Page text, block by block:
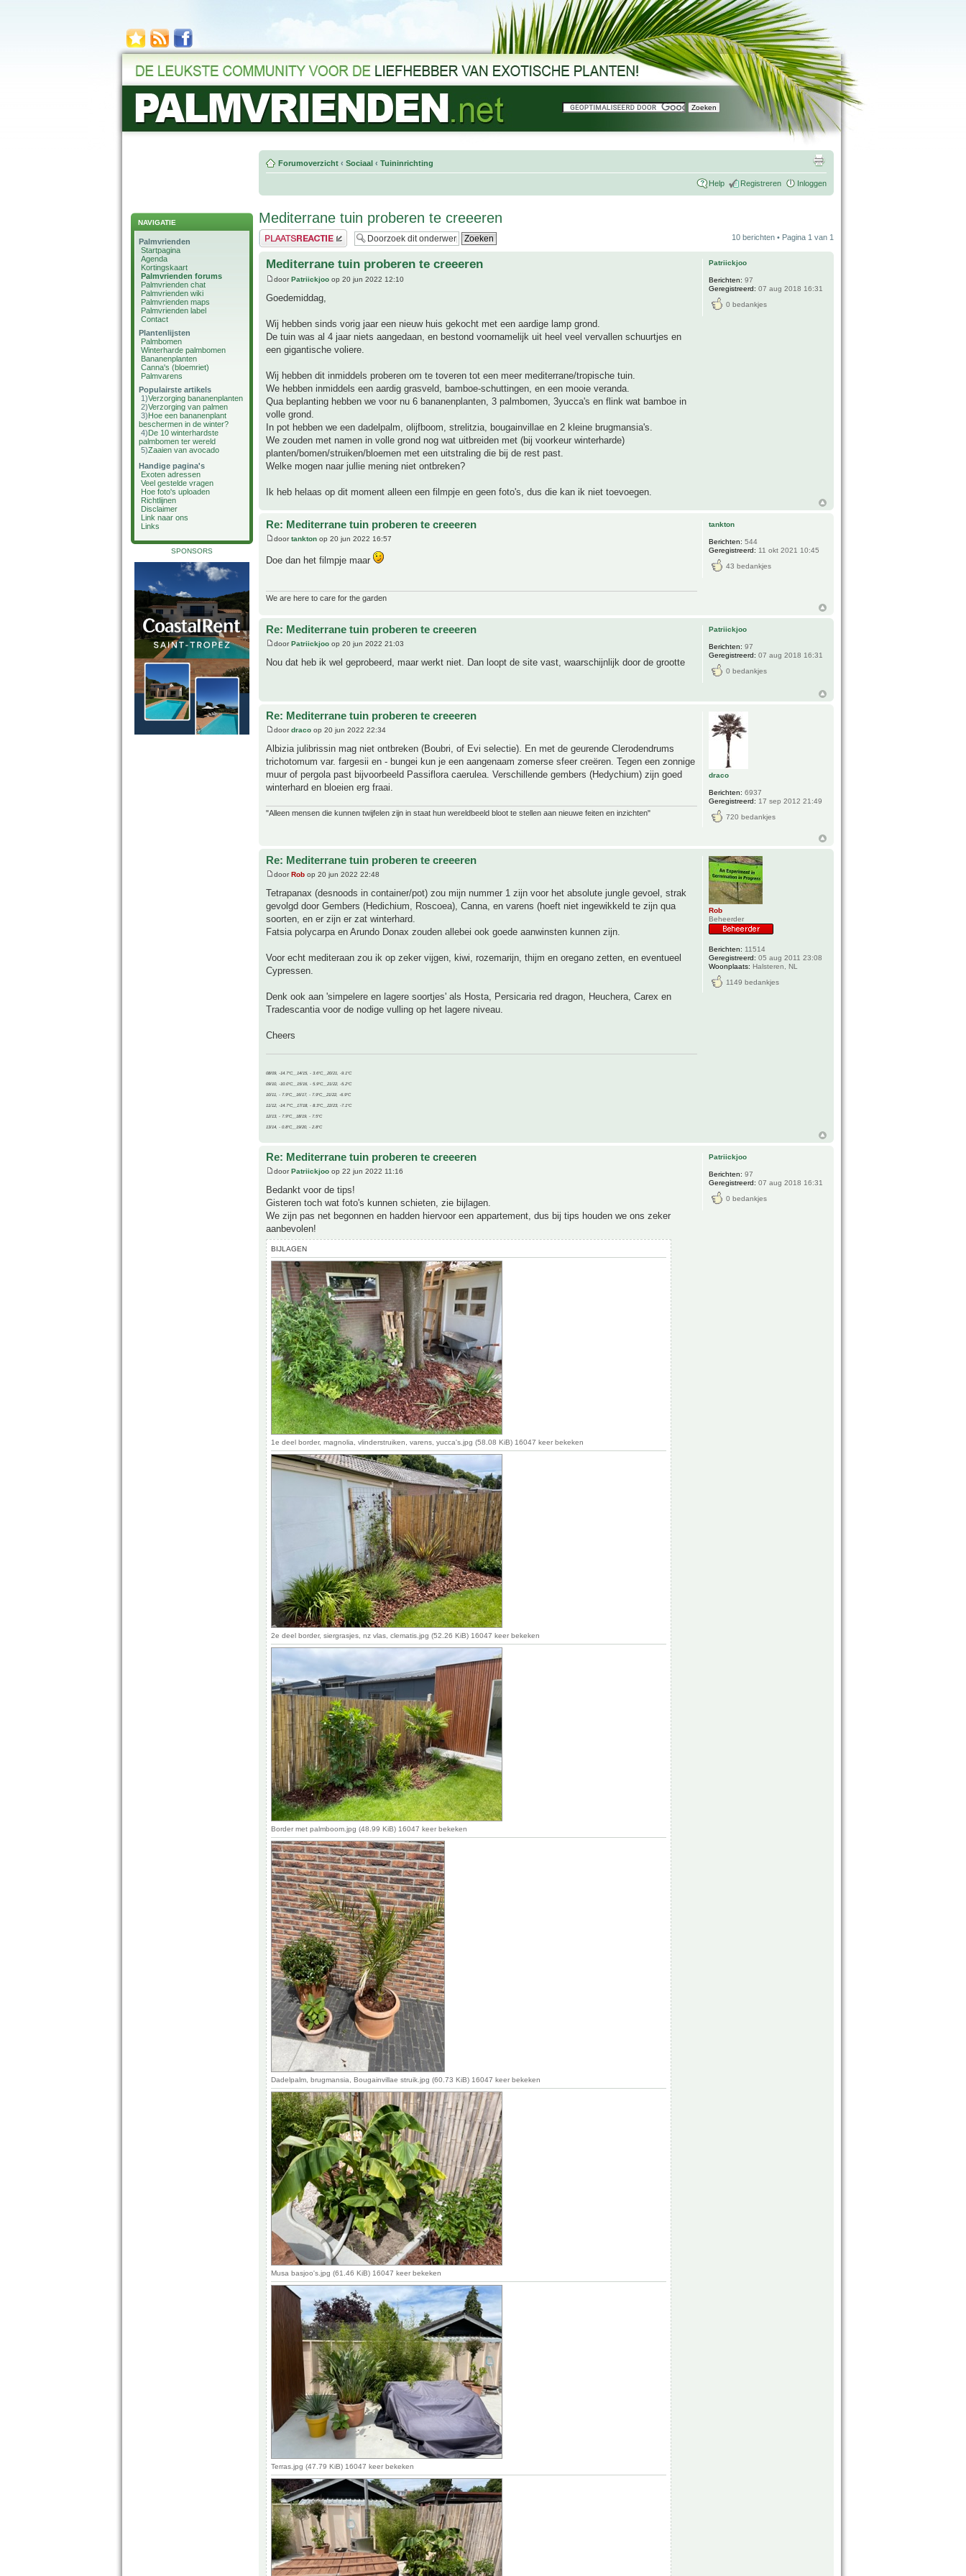
NAVIGATIE
Palmvrienden
Startpagina
Agenda
Kortingskaart
Palmvrienden forums
Palmvrienden chat
Palmvrienden wiki
Palmvrienden maps
Palmvrienden label
Contact
Plantenlijsten
Palmbomen
Winterharde palmbomen
Bananenplanten
Canna's (bloemriet)
Palmvarens
Populairste artikels
1)Verzorging bananenplanten
2)Verzorging van palmen
3)Hoe een bananenplant
beschermen in de winter?
4)De 10 winterhardste
palmbomen ter wereld
5)Zaaien van avocado
Handige pagina's
Exoten adressen
Veel gestelde vragen
Hoe foto's uploaden
Richtlijnen
Disclaimer
Link naar ons
Links
SPONSORS
Forumoverzicht ‹ Sociaal ‹ Tuininrichting
Help Registreren Inloggen
Mediterrane tuin proberen te creeeren
Plaats een reactie 10 berichten • Pagina 1 van 1
Mediterrane tuin proberen te creeeren
doorPatriickjoo op 20 jun 2022 12:10
Goedemiddag,
Wij hebben sinds vorig jaar een nieuw huis gekocht met een aardige lamp grond.
De tuin was al 4 jaar niets aangedaan, en bestond voornamelijk uit heel veel vervallen schuurtjes en
een gigantische voliere.
Wij hebben dit inmiddels proberen om te toveren tot een meer mediterrane/tropische tuin.
We hebben inmiddels een aardig grasveld, bamboe-schuttingen, en een mooie veranda.
Qua beplanting hebben we voor nu 6 bananenplanten, 3 palmbomen, 3yucca's en flink wat bamboe in
volle grond.
In pot hebben we een dadelpalm, olijfboom, strelitzia, bougainvillae en 2 kleine brugmansia's.
We zouden met namen in volle grond nog wat uitbreiden met (bij voorkeur winterharde)
planten/bomen/struiken/bloemen met een uitstraling die bij de rest past.
Welke mogen naar jullie mening niet ontbreken?
Ik heb helaas op dit moment alleen een filmpje en geen foto's, dus die kan ik niet toevoegen.
Patriickjoo
Berichten: 97
Geregistreerd: 07 aug 2018 16:31
0 bedankjes
Re: Mediterrane tuin proberen te creeeren
doortankton op 20 jun 2022 16:57
Doe dan het filmpje maar
We are here to care for the garden
tankton
Berichten: 544
Geregistreerd: 11 okt 2021 10:45
43 bedankjes
Re: Mediterrane tuin proberen te creeeren
doorPatriickjoo op 20 jun 2022 21:03
Nou dat heb ik wel geprobeerd, maar werkt niet. Dan loopt de site vast, waarschijnlijk door de grootte
Patriickjoo
Berichten: 97
Geregistreerd: 07 aug 2018 16:31
0 bedankjes
Re: Mediterrane tuin proberen te creeeren
doordraco op 20 jun 2022 22:34
Albizia julibrissin mag niet ontbreken (Boubri, of Evi selectie). En met de geurende Clerodendrums
trichotomum var. fargesii en - bungei kun je een aangenaam zomerse sfeer creëren. Tegen een zonnige
muur of pergola past bijvoorbeeld Passiflora caerulea. Verschillende gembers (Hedychium) zijn goed
winterhard en bloeien erg fraai.
"Alleen mensen die kunnen twijfelen zijn in staat hun wereldbeeld bloot te stellen aan nieuwe feiten en inzichten"
draco
Berichten: 6937
Geregistreerd: 17 sep 2012 21:49
720 bedankjes
Re: Mediterrane tuin proberen te creeeren
doorRob op 20 jun 2022 22:48
Tetrapanax (desnoods in container/pot) zou mijn nummer 1 zijn voor het absolute jungle gevoel, strak
gevolgd door Gembers (Hedichium, Roscoea), Canna, en varens (hoeft niet ingewikkeld te zijn qua
soorten, en er zijn er zat winterhard.
Fatsia polycarpa en Arundo Donax zouden allebei ook goede aanwinsten kunnen zijn.
Voor echt mediteraan zou ik op zeker vijgen, kiwi, rozemarijn, thijm en oregano zetten, en eventueel
Cypressen.
Denk ook aan 'simpelere en lagere soortjes' als Hosta, Persicaria red dragon, Heuchera, Carex en
Tradescantia voor de nodige vulling op het lagere niveau.
Cheers
08/09, -14.7°C__14/15, - 3.6°C__20/21, -9.1°C
09/10, -10.0°C__15/16, - 5.9°C__21/22, -5.2°C
10/11, - 7.9°C__16/17, - 7.9°C__21/22, -6.9°C
11/12, -14.7°C__17/18, - 8.3°C__22/23, -7.1°C
12/13, - 7.9°C__18/19, - 7.5°C
13/14, - 0.8°C__19/20, - 2.8°C
Rob
Beheerder
Berichten: 11514
Geregistreerd: 05 aug 2011 23:08
Woonplaats: Halsteren, NL
1149 bedankjes
Re: Mediterrane tuin proberen te creeeren
doorPatriickjoo op 22 jun 2022 11:16
Bedankt voor de tips!
Gisteren toch wat foto's kunnen schieten, zie bijlagen.
We zijn pas net begonnen en hadden hiervoor een appartement, dus bij tips houden we ons zeker
aanbevolen!
BIJLAGEN
1e deel border, magnolia, vlinderstruiken, varens, yucca's.jpg (58.08 KiB) 16047 keer bekeken
2e deel border, siergrasjes, nz vlas, clematis.jpg (52.26 KiB) 16047 keer bekeken
Border met palmboom.jpg (48.99 KiB) 16047 keer bekeken
Dadelpalm, brugmansia, Bougainvillae struik.jpg (60.73 KiB) 16047 keer bekeken
Musa basjoo's.jpg (61.46 KiB) 16047 keer bekeken
Terras.jpg (47.79 KiB) 16047 keer bekeken
Patriickjoo
Berichten: 97
Geregistreerd: 07 aug 2018 16:31
0 bedankjes